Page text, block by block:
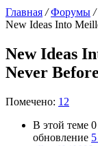
Главная / Форумы /
New Ideas Into
New Ideas
Never
Помечено: 12
В этой теме
обновление